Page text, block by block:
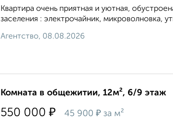
Квартира очень приятная и уютная,
заселения : электрочайник, микроволновка,
Агентство, 08.08.2026
Комната в общежитии, 12м², 6/9 этаж
550 000 ₽ 45 900 ₽ за м²